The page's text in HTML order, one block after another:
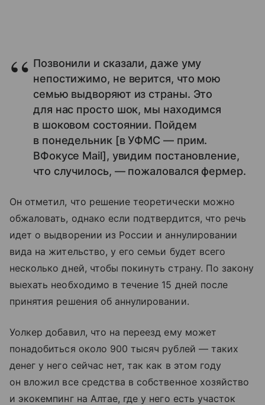
Позвонили и сказали, даже уму
непостижимо, не верится, что мою
семью выдворяют из страны. Это
для нас просто шок, мы находимся
в шоковом состоянии. Пойдем
в понедельник [в УФМС — прим.
ВФокусе Mail], увидим постановление,
что случилось, — пожаловался фермер.
Он отметил, что решение теоретически можно
обжаловать, однако если подтвердится, что речь
идет о выдворении из России и аннулировании
вида на жительство, у его семьи будет всего
несколько дней, чтобы покинуть страну. По закону
выехать необходимо в течение 15 дней после
принятия решения об аннулировании.
Уолкер добавил, что на переезд ему может
понадобиться около 900 тысяч рублей — таких
денег у него сейчас нет, так как в этом году
он вложил все средства в собственное хозяйство
и экокемпинг на Алтае, где у него есть участок